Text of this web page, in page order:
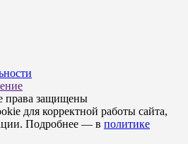
права защищены
для корректной работы сайта,
Подробнее — в политике